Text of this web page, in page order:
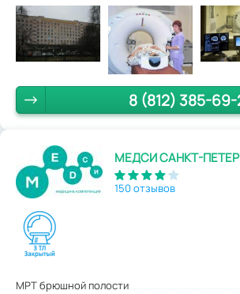
8 (812) 385-
МЕДСИ САНКТ-
150 отзывов
МРТ брюшной полости